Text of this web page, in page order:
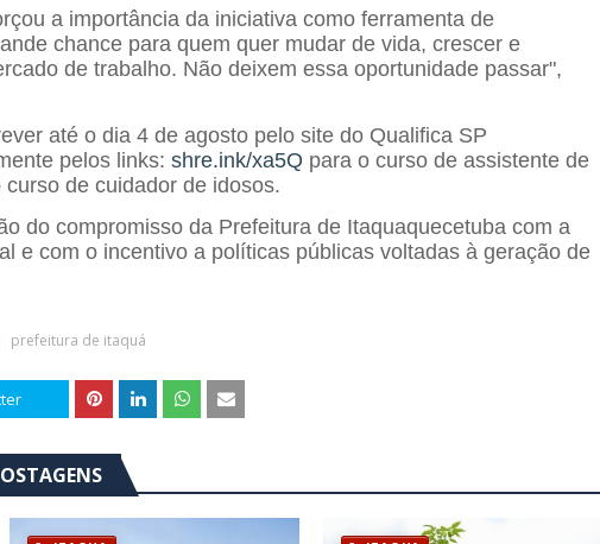
a importância da iniciativa como ferramenta de
chance para quem quer mudar de vida, crescer e
de trabalho. Não deixem essa oportunidade passar",
até o dia 4 de agosto pelo site do Qualifica SP
pelos links: shre.ink/xa5Q para o curso de assistente de
curso de cuidador de idosos.
do compromisso da Prefeitura de Itaquaquecetuba com a
e com o incentivo a políticas públicas voltadas à geração de
prefeitura de itaquá